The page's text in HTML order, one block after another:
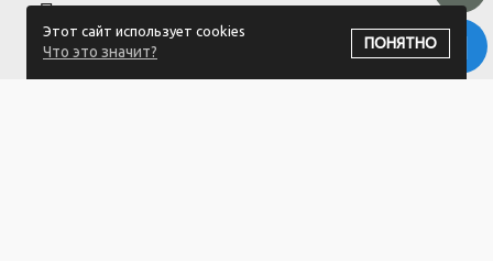
Этот сайт использует cookies
Что это значит?
ПОНЯТНО
ПОДПИСАТЬСЯ НА РАССЫЛКУ